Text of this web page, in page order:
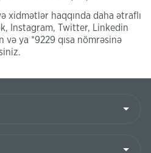
xidmətlər haqqında daha ətraflı
Instagram, Twitter, Linkedin
və ya *9229 qısa nömrəsinə